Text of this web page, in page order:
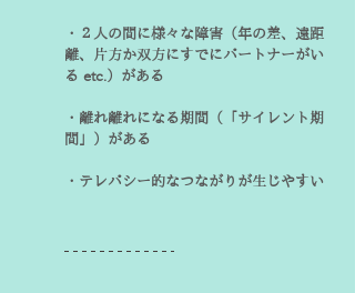
・２人の間に様々な障害（年の差、遠距
離、片方か双方にすでにパートナーがい
る etc.）がある
・離れ離れになる期間（「サイレント期
間」）がある
・テレパシー的なつながりが生じやすい